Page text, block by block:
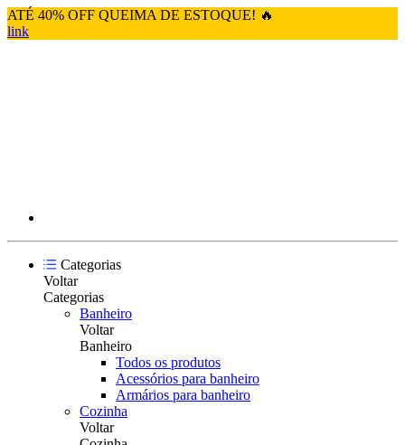
ATÉ 40% OFF QUEIMA DE ESTOQUE! 🔥
link
Categorias
Voltar
Categorias
Banheiro
Voltar
Banheiro
Todos os produtos
Acessórios para banheiro
Armários para banheiro
Cozinha
Voltar